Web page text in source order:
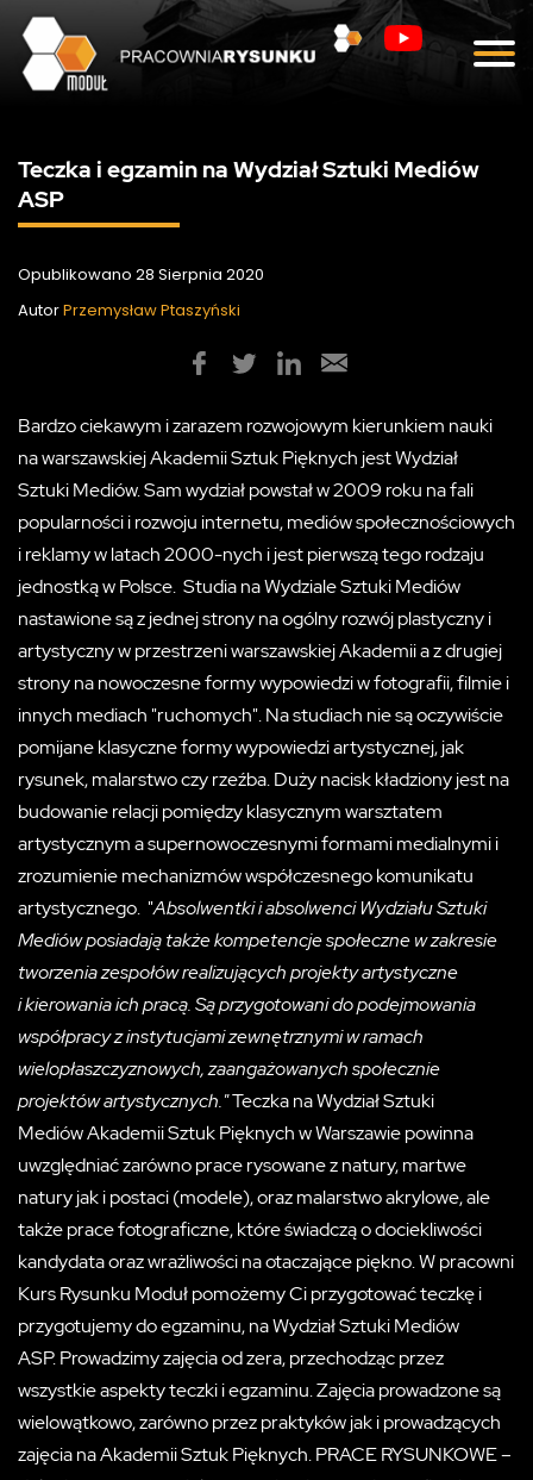
Kontakt
Teczka i egzamin na Wydział Sztuki Mediów
ASP
Opublikowano 28 Sierpnia 2020
AutorPrzemysław Ptaszyński
Bardzo ciekawym i zarazem rozwojowym kierunkiem nauki
na warszawskiej Akademii Sztuk Pięknych jest Wydział
Sztuki Mediów. Sam wydział powstał w 2009 roku na fali
popularności i rozwoju internetu, mediów społecznościowych
i reklamy w latach 2000-nych i jest pierwszą tego rodzaju
jednostką w Polsce. Studia na Wydziale Sztuki Mediów
nastawione są z jednej strony na ogólny rozwój plastyczny i
artystyczny w przestrzeni warszawskiej Akademii a z drugiej
strony na nowoczesne formy wypowiedzi w fotografii, filmie i
innych mediach "ruchomych". Na studiach nie są oczywiście
pomijane klasyczne formy wypowiedzi artystycznej, jak
rysunek, malarstwo czy rzeźba. Duży nacisk kładziony jest na
budowanie relacji pomiędzy klasycznym warsztatem
artystycznym a supernowoczesnymi formami medialnymi i
zrozumienie mechanizmów współczesnego komunikatu
artystycznego. "Absolwentki i absolwenci Wydziału Sztuki
Mediów posiadają także kompetencje społeczne w zakresie
tworzenia zespołów realizujących projekty artystyczne
i kierowania ich pracą. Są przygotowani do podejmowania
współpracy z instytucjami zewnętrznymi w ramach
wielopłaszczyznowych, zaangażowanych społecznie
projektów artystycznych."Teczka na Wydział Sztuki
Mediów Akademii Sztuk Pięknych w Warszawie powinna
uwzględniać zarówno prace rysowane z natury, martwe
natury jak i postaci (modele), oraz malarstwo akrylowe, ale
także prace fotograficzne, które świadczą o dociekliwości
kandydata oraz wrażliwości na otaczające piękno. W pracowni
Kurs Rysunku Moduł pomożemy Ci przygotować teczkę i
przygotujemy do egzaminu, na Wydział Sztuki Mediów
ASP. Prowadzimy zajęcia od zera, przechodząc przez
wszystkie aspekty teczki i egzaminu. Zajęcia prowadzone są
wielowątkowo, zarówno przez praktyków jak i prowadzących
zajęcia na Akademii Sztuk Pięknych. PRACE RYSUNKOWE –